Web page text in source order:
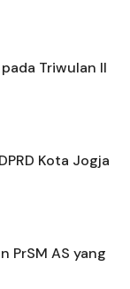
Triwulan II
Kota Jogja
PrSM AS yang